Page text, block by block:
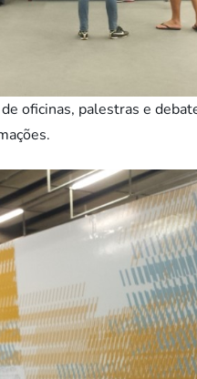
oficinas, palestras e